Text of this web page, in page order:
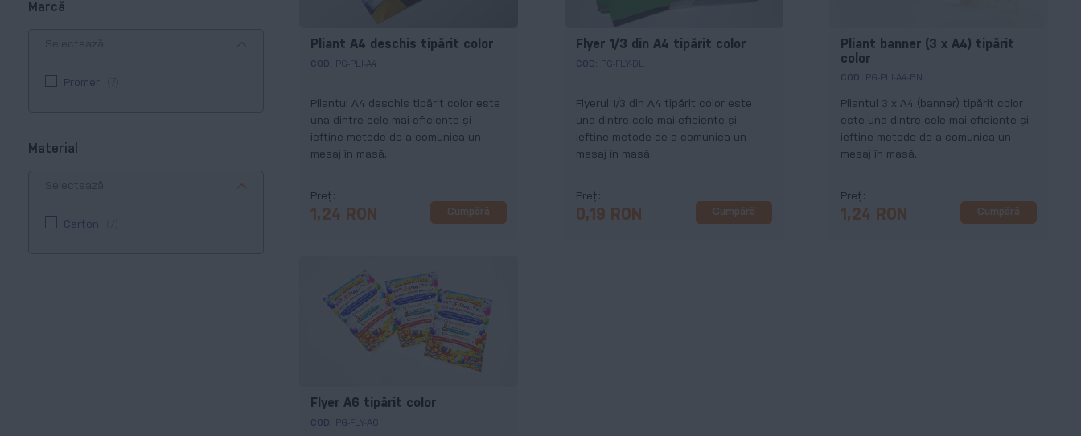
Pliant A4 deschis tipărit color
COD: PG-PLI-A4
Pliantul A4 deschis tipărit color este
una dintre cele mai eficiente și
ieftine metode de a comunica un
mesaj în masă.
Preț
1,24 RON Cumpără
Flyer 1/3 din A4 tipărit color
COD: PG-FLY-DL
Flyerul 1/3 din A4 tipărit color este
una dintre cele mai eficiente și
ieftine metode de a comunica un
mesaj în masă.
Preț
0,19 RON Cumpără
Pliant banner (3 x A4) tipărit
color
COD: PG-PLI-A4-BN
Pliantul 3 x A4 (banner) tipărit color
este una dintre cele mai eficiente și
ieftine metode de a comunica un
mesaj în masă.
Preț
1,24 RON Cumpără
Flyer A6 tipărit color
COD: PG-FLY-A6
Marcă
Promer
Material
Carton